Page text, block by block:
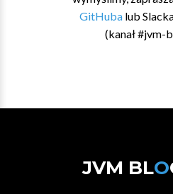
GitHubalub
(kanał #jvm-
JVM BLO